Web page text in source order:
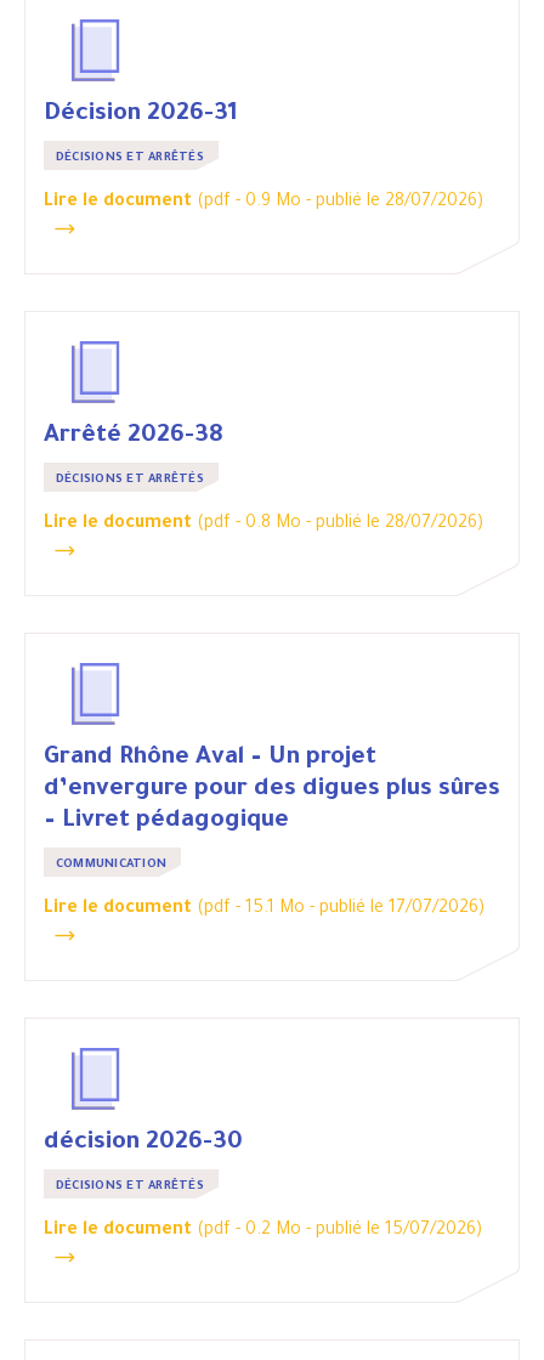
Décision 2026-31
DÉCISIONS ET ARRÊTÉS
Lire le document (pdf - 0.9 Mo - publié le 28/07/2026)
Arrêté 2026-38
DÉCISIONS ET ARRÊTÉS
Lire le document (pdf - 0.8 Mo - publié le 28/07/2026)
Grand Rhône Aval – Un projet
d’envergure pour des digues plus sûres
– Livret pédagogique
COMMUNICATION
Lire le document (pdf - 15.1 Mo - publié le 17/07/2026)
décision 2026-30
DÉCISIONS ET ARRÊTÉS
Lire le document (pdf - 0.2 Mo - publié le 15/07/2026)